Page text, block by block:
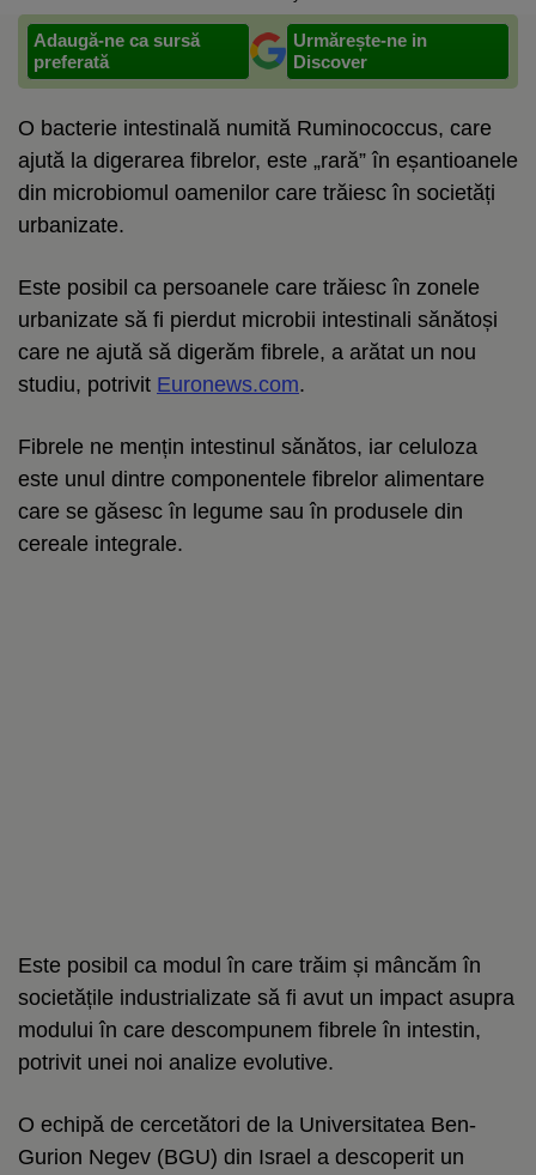
Adaugă-ne ca sursă
preferată
Urmărește-ne in
Discover
O bacterie intestinală numită Ruminococcus, care
ajută la digerarea fibrelor, este „rară” în eșantioanele
din microbiomul oamenilor care trăiesc în societăți
urbanizate.
Este posibil ca persoanele care trăiesc în zonele
urbanizate să fi pierdut microbii intestinali sănătoși
care ne ajută să digerăm fibrele, a arătat un nou
studiu, potrivit Euronews.com.
Fibrele ne mențin intestinul sănătos, iar celuloza
este unul dintre componentele fibrelor alimentare
care se găsesc în legume sau în produsele din
cereale integrale.
Este posibil ca modul în care trăim și mâncăm în
societățile industrializate să fi avut un impact asupra
modului în care descompunem fibrele în intestin,
potrivit unei noi analize evolutive.
O echipă de cercetători de la Universitatea Ben-
Gurion Negev (BGU) din Israel a descoperit un